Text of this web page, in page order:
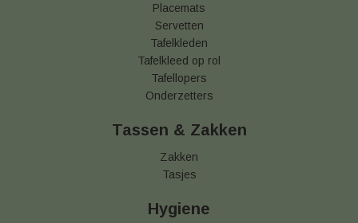
Placemats
Servetten
Tafelkleden
Tafelkleed op rol
Tafellopers
Onderzetters
Tassen & Zakken
Zakken
Tasjes
Hygiene